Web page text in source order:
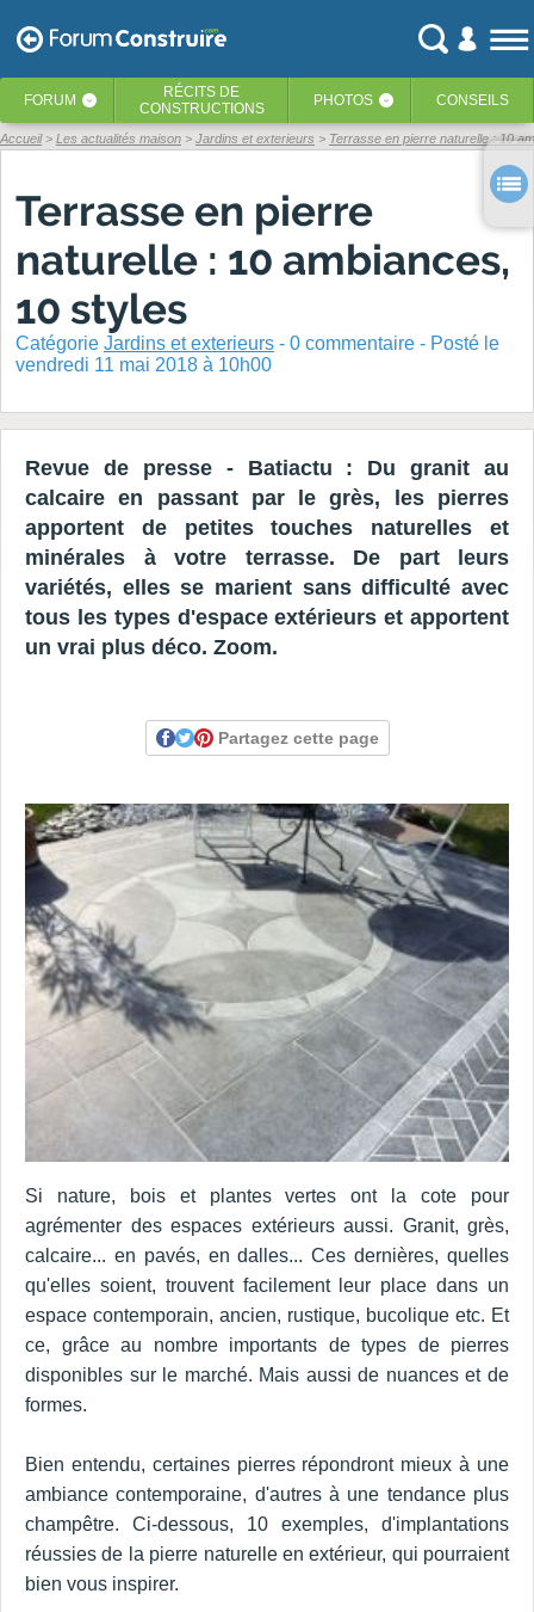
FORUM ‹ RÉCITS DE
CONSTRUCTIONS
PHOTOS ‹ CONSEILS
Accueil Les actualités maison Jardins et exterieurs Terrasse en pierre naturelle : 10
Terrasse en pierre
naturelle : 10 ambiances,
10 styles
Catégorie Jardins et exterieurs - 0 commentaire - Posté le
vendredi 11 mai 2018 à 10h00
Revue de presse - Batiactu : Du granit au
calcaire en passant par le grès, les pierres
apportent de petites touches naturelles et
minérales à votre terrasse. De part leurs
variétés, elles se marient sans difficulté avec
tous les types d'espace extérieurs et apportent
un vrai plus déco. Zoom.
Partagez cette page
Si nature, bois et plantes vertes ont la cote pour
agrémenter des espaces extérieurs aussi. Granit, grès,
calcaire... en pavés, en dalles... Ces dernières, quelles
qu'elles soient, trouvent facilement leur place dans un
espace contemporain, ancien, rustique, bucolique etc. Et
ce, grâce au nombre importants de types de pierres
disponibles sur le marché. Mais aussi de nuances et de
formes.
Bien entendu, certaines pierres répondront mieux à une
ambiance contemporaine, d'autres à une tendance plus
champêtre. Ci-dessous, 10 exemples, d'implantations
réussies de la pierre naturelle en extérieur, qui pourraient
bien vous inspirer.